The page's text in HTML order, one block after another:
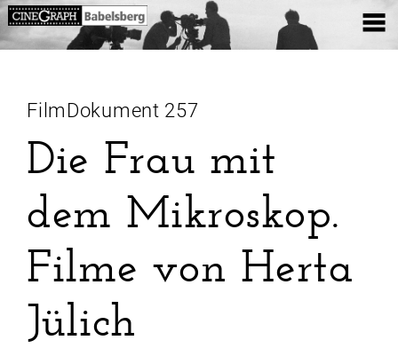
FilmDokument 257
Die Frau mit
dem Mikroskop.
Filme von Herta
Jülich